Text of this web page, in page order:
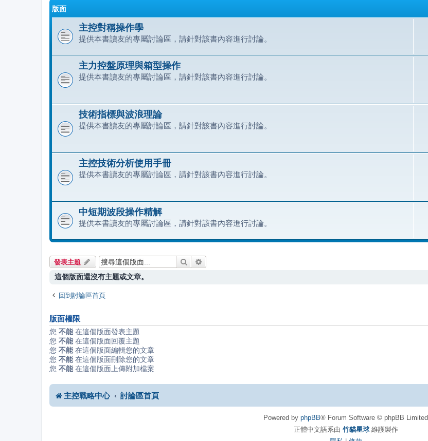
版面
主控對稱操作學
提供本書讀友的專屬討論區，請針對該書內容進行討論。
主力控盤原理與箱型操作
提供本書讀友的專屬討論區，請針對該書內容進行討論。
技術指標與波浪理論
提供本書讀友的專屬討論區，請針對該書內容進行討論。
主控技術分析使用手冊
提供本書讀友的專屬討論區，請針對該書內容進行討論。
中短期波段操作精解
提供本書讀友的專屬討論區，請針對該書內容進行討論。
發表主題 搜尋
這個版面還沒有主題或文章。
回到討論區首頁
版面權限
您 不能在這個版面發表主題
您 不能在這個版面回覆主題
您 不能在這個版面編輯您的文章
您 不能在這個版面刪除您的文章
您 不能在這個版面上傳附加檔案
主控戰略中心 討論區首頁
Powered by phpBB® Forum Software © phpBB Limited
正體中文語系由 竹貓星球維護製作